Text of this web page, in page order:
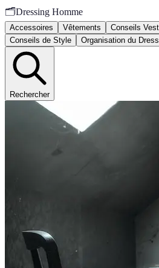
🗂️Dressing Homme
Accessoires Vêtements
Conseils
Conseils de Style
Organisation du
Rechercher